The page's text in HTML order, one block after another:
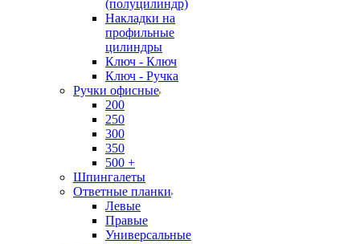
(полуцилиндр)
Накладки на
профильные
цилиндры
Ключ - Ключ
Ключ - Ручка
Ручки офисные
200
250
300
350
500 +
Шпингалеты
Ответные планки
Левые
Правые
Универсальные